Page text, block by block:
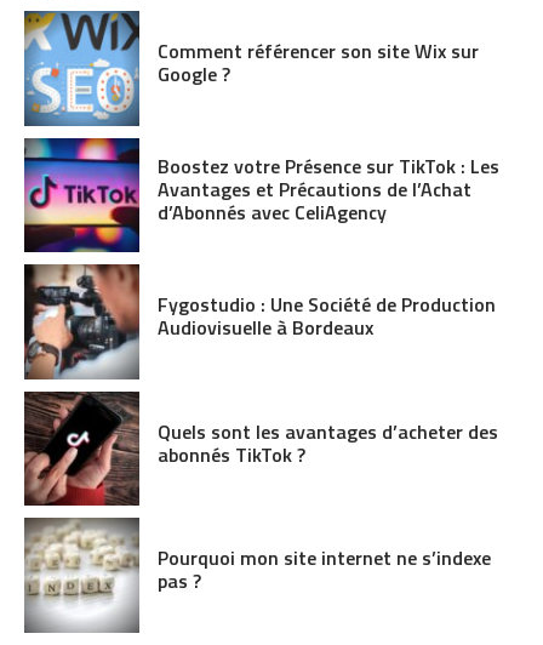
Comment référencer son site Wix sur
Google ?
Boostez votre Présence sur TikTok : Les
Avantages et Précautions de l’Achat
d’Abonnés avec CeliAgency
Fygostudio : Une Société de Production
Audiovisuelle à Bordeaux
Quels sont les avantages d’acheter des
abonnés TikTok ?
Pourquoi mon site internet ne s’indexe
pas ?